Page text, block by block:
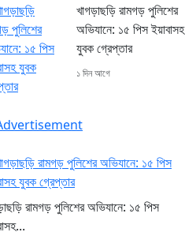
খাগড়াছড়ি রামগড় পুলিশের
অভিযানে: ১৫ পিস ইয়াবাসহ
যুবক গ্রেপ্তার
১ দিন আগে
রামগড় পুলিশের অভিযানে: ১৫ পিস